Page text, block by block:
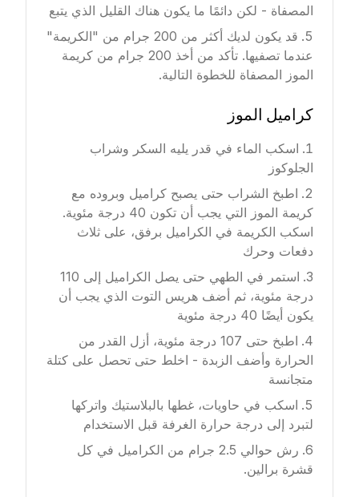
المصفاة - لكن دائمًا ما يكون هناك القليل الذي يتبع
قد يكون لديك أكثر من 200 جرام من "الكريمة"
عندما تصفيها. تأكد من أخذ 200 جرام من كريمة
الموز المصفاة للخطوة التالية.
كراميل الموز
اسكب الماء في قدر يليه السكر وشراب
الجلوكوز
اطبخ الشراب حتى يصبح كراميل وبروده مع
كريمة الموز التي يجب أن تكون 40 درجة مئوية.
اسكب الكريمة في الكراميل برفق، على ثلاث
دفعات وحرك
استمر في الطهي حتى يصل الكراميل إلى 110
درجة مئوية، ثم أضف هريس التوت الذي يجب أن
يكون أيضًا 40 درجة مئوية
اطبخ حتى 107 درجة مئوية، أزل القدر من
الحرارة وأضف الزبدة - اخلط حتى تحصل على كتلة
متجانسة
اسكب في حاويات، غطها بالبلاستيك واتركها
لتبرد إلى درجة حرارة الغرفة قبل الاستخدام
رش حوالي 2.5 جرام من الكراميل في كل
قشرة برالين.